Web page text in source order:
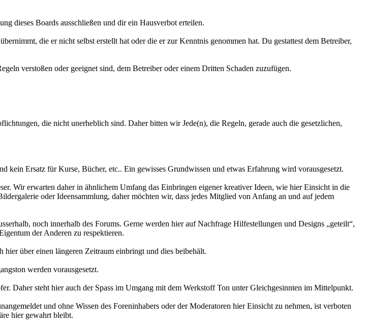
dieses Boards ausschließen und dir ein Hausverbot erteilen.
die er nicht selbst erstellt hat oder die er zur Kenntnis genommen hat. Du gestattest dem Betreiber,
verstoßen oder geeignet sind, dem Betreiber oder einem Dritten Schaden zuzufügen.
die nicht unerheblich sind. Daher bitten wir Jede(n), die Regeln, gerade auch die gesetzlichen,
Ersatz für Kurse, Bücher, etc.. Ein gewisses Grundwissen und etwas Erfahrung wird vorausgesetzt.
Wir erwarten daher in ähnlichem Umfang das Einbringen eigener kreativer Ideen, wie hier Einsicht in die
oder Ideensammlung, daher möchten wir, dass jedes Mitglied von Anfang an und auf jedem
noch innerhalb des Forums. Gerne werden hier auf Nachfrage Hilfestellungen und Designs „geteilt“,
der Anderen zu respektieren.
über einen längeren Zeitraum einbringt und dies beibehält.
werden vorausgesetzt.
Daher steht hier auch der Spass im Umgang mit dem Werkstoff Ton unter Gleichgesinnten im Mittelpunkt.
und ohne Wissen des Foreninhabers oder der Moderatoren hier Einsicht zu nehmen, ist verboten
hier gewahrt bleibt.